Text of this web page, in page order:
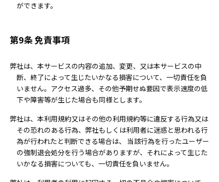
ができます。
第9条 免責事項
弊社は、本サービスの内容の追加、変更、又は本サービスの中
断、終了によって生じたいかなる損害について、一切責任を負
いません。アクセス過多、その他予期せぬ要因で表示速度の低
下や障害等が生じた場合も同様とします。
弊社は、本利用規約又はその他の利用規約等に違反する行為又は
その恐れのある行為、弊社もしくは利用者に迷惑と思われる行
為が行われたと判断できる場合は、 当該行為を行ったユーザー
の強制退会処分を行う場合がありますが、それによって生じた
いかなる損害についても、一切責任を負いません。